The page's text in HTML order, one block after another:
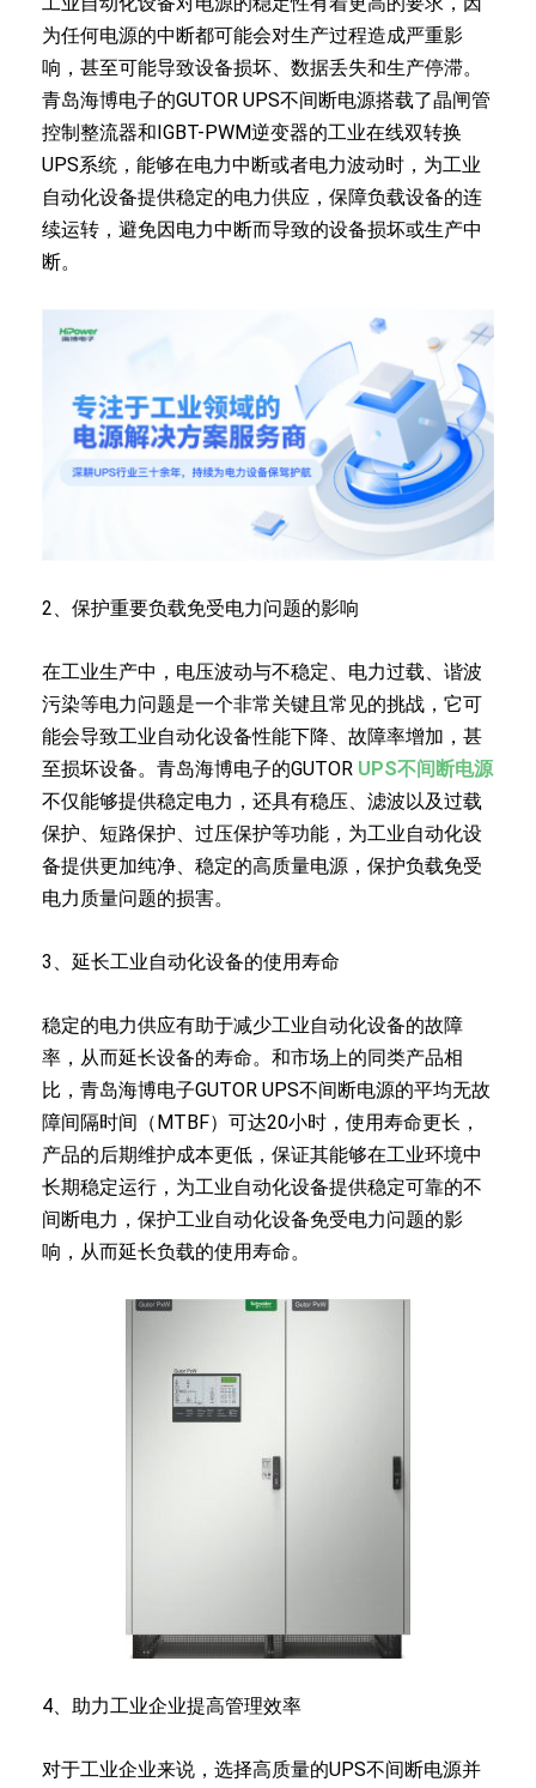
为任何电源的中断都可能会对生产过程造成严重影
响，甚至可能导致设备损坏、数据丢失和生产停滞。
青岛海博电子的GUTOR UPS不间断电源搭载了晶闸管
控制整流器和IGBT-PWM逆变器的工业在线双转换
UPS系统，能够在电力中断或者电力波动时，为工业
自动化设备提供稳定的电力供应，保障负载设备的连
续运转，避免因电力中断而导致的设备损坏或生产中
断。
2、保护重要负载免受电力问题的影响
在工业生产中，电压波动与不稳定、电力过载、谐波
污染等电力问题是一个非常关键且常见的挑战，它可
能会导致工业自动化设备性能下降、故障率增加，甚
至损坏设备。青岛海博电子的GUTOR UPS不间断电源
不仅能够提供稳定电力，还具有稳压、滤波以及过载
保护、短路保护、过压保护等功能，为工业自动化设
备提供更加纯净、稳定的高质量电源，保护负载免受
电力质量问题的损害。
3、延长工业自动化设备的使用寿命
稳定的电力供应有助于减少工业自动化设备的故障
率，从而延长设备的寿命。和市场上的同类产品相
比，青岛海博电子GUTOR UPS不间断电源的平均无故
障间隔时间（MTBF）可达20小时，使用寿命更长，
产品的后期维护成本更低，保证其能够在工业环境中
长期稳定运行，为工业自动化设备提供稳定可靠的不
间断电力，保护工业自动化设备免受电力问题的影
响，从而延长负载的使用寿命。
4、助力工业企业提高管理效率
对于工业企业来说，选择高质量的UPS不间断电源并